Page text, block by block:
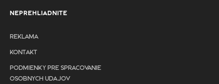
NEPREHLIADNITE
REKLAMA
KONTAKT
PODMIENKY PRE SPRACOVANIE
OSOBNYCH UDAJOV